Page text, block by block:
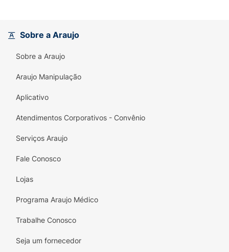
Sobre a Araujo
Sobre a Araujo
Araujo Manipulação
Aplicativo
Atendimentos Corporativos - Convênio
Serviços Araujo
Fale Conosco
Lojas
Programa Araujo Médico
Trabalhe Conosco
Seja um fornecedor